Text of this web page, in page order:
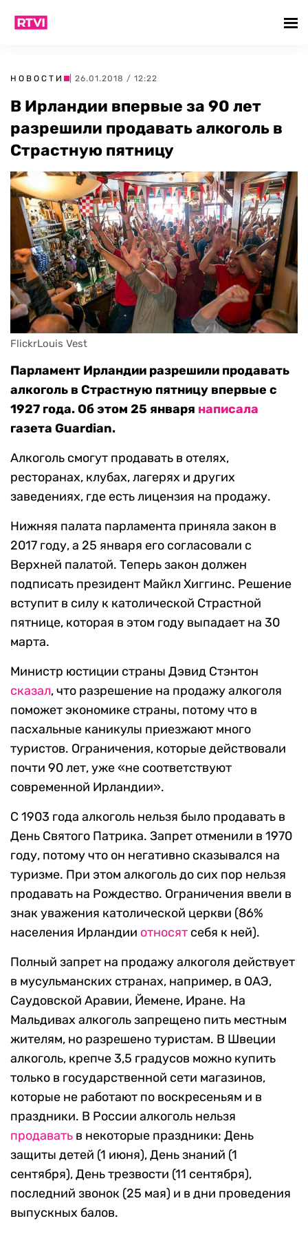
НОВОСТИ | 26.01.2018 / 12:22
В Ирландии впервые за 90 лет
разрешили продавать алкоголь в
Страстную пятницу
FlickrLouis Vest
Парламент Ирландии разрешили продавать
алкоголь в Страстную пятницу впервые с
1927 года. Об этом 25 января написала
газета Guardian.
Алкоголь смогут продавать в отелях,
ресторанах, клубах, лагерях и других
заведениях, где есть лицензия на продажу.
Нижняя палата парламента приняла закон в
2017 году, а 25 января его согласовали с
Верхней палатой. Теперь закон должен
подписать президент Майкл Хиггинс. Решение
вступит в силу к католической Страстной
пятнице, которая в этом году выпадает на 30
марта.
Министр юстиции страны Дэвид Стэнтон
сказал, что разрешение на продажу алкоголя
поможет экономике страны, потому что в
пасхальные каникулы приезжают много
туристов. Ограничения, которые действовали
почти 90 лет, уже «не соответствуют
современной Ирландии».
С 1903 года алкоголь нельзя было продавать в
День Святого Патрика. Запрет отменили в 1970
году, потому что он негативно сказывался на
туризме. При этом алкоголь до сих пор нельзя
продавать на Рождество. Ограничения ввели в
знак уважения католической церкви (86%
населения Ирландии относят себя к ней).
Полный запрет на продажу алкоголя действует
в мусульманских странах, например, в ОАЭ,
Саудовской Аравии, Йемене, Иране. На
Мальдивах алкоголь запрещено пить местным
жителям, но разрешено туристам. В Швеции
алкоголь, крепче 3,5 градусов можно купить
только в государственной сети магазинов,
которые не работают по воскресеньям и в
праздники. В России алкоголь нельзя
продавать в некоторые праздники: День
защиты детей (1 июня), День знаний (1
сентября), День трезвости (11 сентября),
последний звонок (25 мая) и в дни проведения
выпускных балов.